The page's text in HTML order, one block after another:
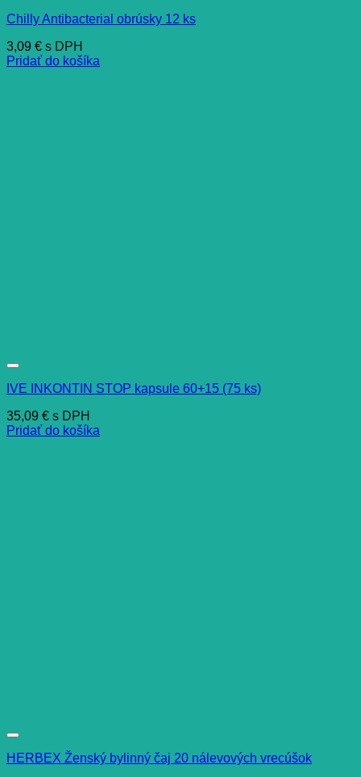
Chilly Antibacterial obrúsky 12 ks
3,09 € s DPH
Pridať do košíka
IVE INKONTIN STOP kapsule 60+15 (75 ks)
35,09 € s DPH
Pridať do košíka
HERBEX Ženský bylinný čaj 20 nálevových vrecúšok